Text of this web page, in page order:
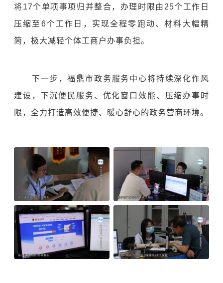
将17个单项事项归并整合，办理时限由25个工作日
压缩至6个工作日，实现全程零跑动、材料大幅精
简，极大减轻个体工商户办事负担。
下一步，福鼎市政务服务中心将持续深化作风
建设，下沉便民服务、优化窗口效能、压缩办事时
限，全力打造高效便捷、暖心舒心的政务营商环境。